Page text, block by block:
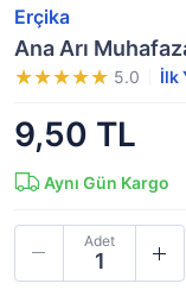
Erçika
Ana Arı
5.0 İlk
9,50 TL
Aynı Gün Kargo
Adet